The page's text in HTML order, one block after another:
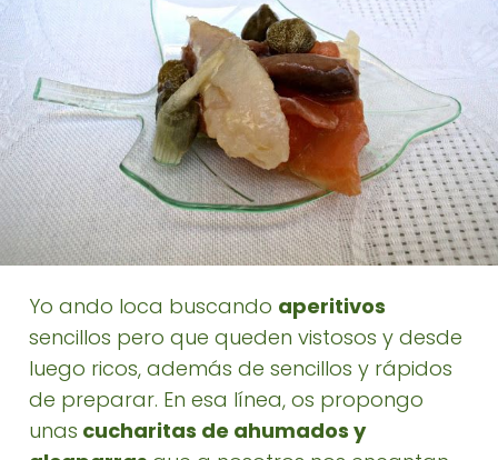
Yo ando loca buscando aperitivos
sencillos pero que queden vistosos y desde
luego ricos, además de sencillos y rápidos
de preparar. En esa línea, os propongo
unas cucharitas de ahumados y